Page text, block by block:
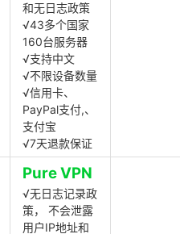
和无日志政策
√43多个国家
160台服务器
√支持中文
√不限设备数量
√信用卡、
PayPal支付,、
支付宝
√7天退款保证
Pure VPN
√无日志记录政
策， 不会泄露
用户IP地址和